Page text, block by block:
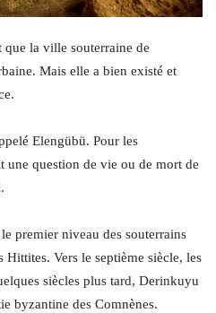
que la ville souterraine de
Mais elle a bien existé et
Elengübü. Pour les
une question de vie ou de mort de
premier niveau des souterrains
Vers le septième siècle, les
siècles plus tard, Derinkuyu
byzantine des Comnènes.